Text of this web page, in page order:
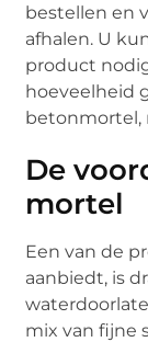
bestellen en
afhalen. U
product
hoeveelheid
betonmortel,
De
mortel
Een van de
aanbiedt, is
mix van fijne